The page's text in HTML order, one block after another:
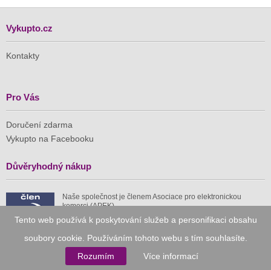
Tento web používá k poskytování služeb a personifikaci obsahu
soubory cookie. Používáním tohoto webu s tím souhlasíte.
Rozumím
Více informací
Vykupto.cz
Kontakty
Pro Vás
Doručení zdarma
Vykupto na Facebooku
Důvěryhodný nákup
Naše společnost je členem Asociace pro elektronickou
komerci (APEK)